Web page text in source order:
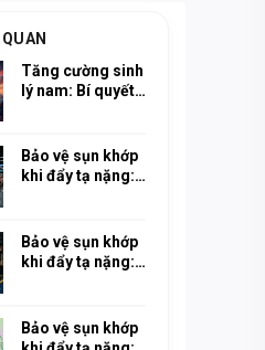
Tăng cường sinh
lý nam: Bí quyết
Bảo vệ sụn khớp
khi đẩy tạ nặng:
Glucosamine?
Bảo vệ sụn khớp
khi đẩy tạ nặng:
Glucosamine?
Bảo vệ sụn khớp